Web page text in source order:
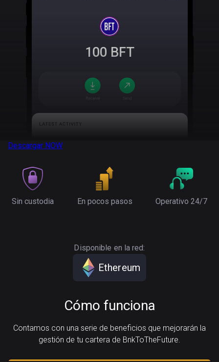
100 BFT
Descargar NOW
Sin custodia En pocos pasos Operativo 24/7
Disponible en la red:
Ethereum
Cómo funciona
Contamos con una serie de beneficios que mejorarán la
gestión de tu cartera de BnkToTheFuture.